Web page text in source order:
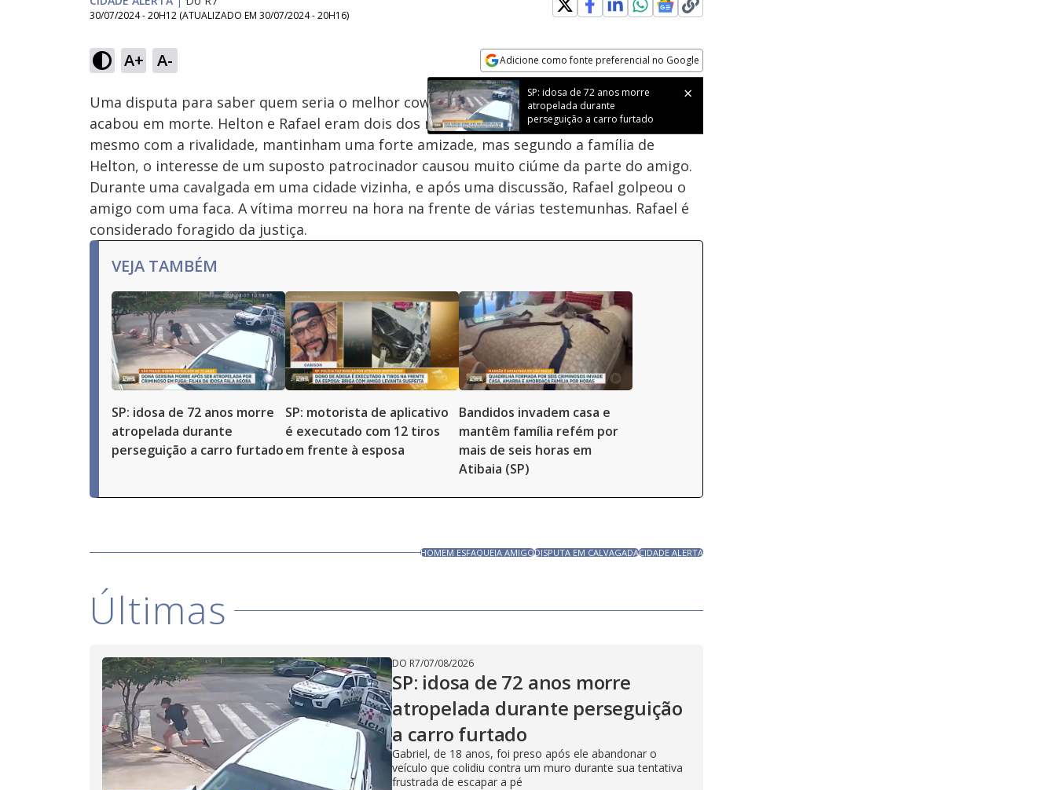
30/07/2024 - 20H12 (ATUALIZADO EM 30/07/2024 - 20H16)
A+ A- Adicione como fonte preferencial no Google
Opens in new window
SP: idosa de 72 anos morre
atropelada durante
perseguição a carro furtado
Ativar
Som
18.26%
Velocidade
Uma disputa para saber quem seria o melhor cowboy de Porto Feliz, no interior paulista,
acabou em morte. Helton e Rafael eram dois dos melhores atletas rurais da cidade. E
mesmo com a rivalidade, mantinham uma forte amizade, mas segundo a família de
Helton, o interesse de um suposto patrocinador causou muito ciúme da parte do amigo.
Durante uma cavalgada em uma cidade vizinha, e após uma discussão, Rafael golpeou o
amigo com uma faca. A vítima morreu na hora na frente de várias testemunhas. Rafael é
considerado foragido da justiça.
VEJA TAMBÉM
SP: idosa de 72 anos morre
atropelada durante
perseguição a carro furtado
SP: motorista de aplicativo
é executado com 12 tiros
em frente à esposa
Bandidos invadem casa e
mantêm família refém por
mais de seis horas em
Atibaia (SP)
HOMEM ESFAQUEIA AMIGODISPUTA EM CALVAGADACIDADE ALERTA
Últimas
DO R7/07/08/2026
SP: idosa de 72 anos morre
atropelada durante perseguição
a carro furtado
Gabriel, de 18 anos, foi preso após ele abandonar o
veículo que colidiu contra um muro durante sua tentativa
frustrada de escapar a pé